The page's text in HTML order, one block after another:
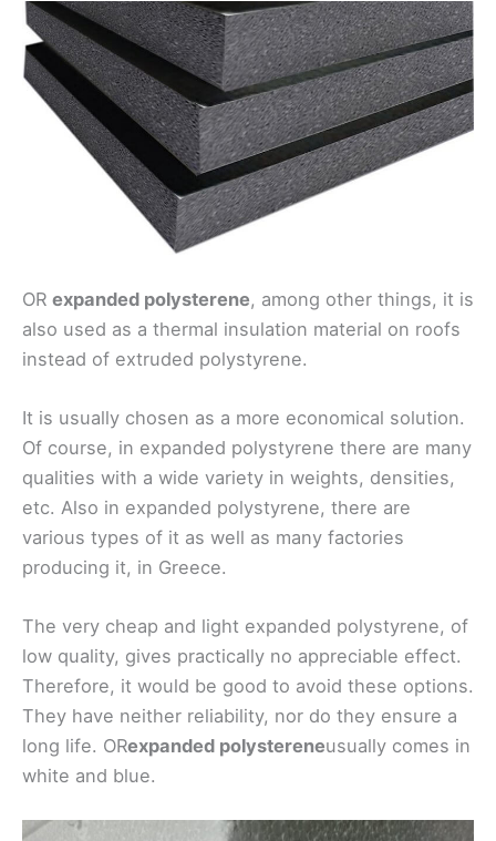
OR expanded polysterene, among other things, it is
also used as a thermal insulation material on roofs
instead of extruded polystyrene.
It is usually chosen as a more economical solution.
Of course, in expanded polystyrene there are many
qualities with a wide variety in weights, densities,
etc. Also in expanded polystyrene, there are
various types of it as well as many factories
producing it, in Greece.
The very cheap and light expanded polystyrene, of
low quality, gives practically no appreciable effect.
Therefore, it would be good to avoid these options.
They have neither reliability, nor do they ensure a
long life. ORexpanded polystereneusually comes in
white and blue.